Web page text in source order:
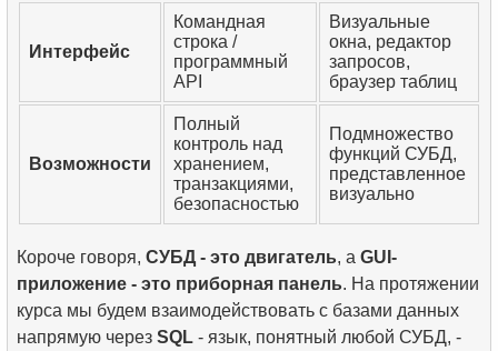
Интерфейс
Командная
строка /
программный
API
Визуальные
окна, редактор
запросов,
браузер таблиц
Возможности
Полный
контроль над
хранением,
транзакциями,
безопасностью
Подмножество
функций СУБД,
представленное
визуально
Короче говоря, СУБД - это двигатель, а GUI-
приложение - это приборная панель. На протяжении
курса мы будем взаимодействовать с базами данных
напрямую через SQL - язык, понятный любой СУБД, -